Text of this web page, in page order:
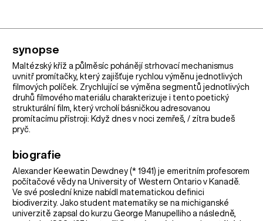
synopse
Maltézský kříž a půlměsíc pohánějí strhovací mechanismus
uvnitř promítačky, který zajišťuje rychlou výměnu jednotlivých
filmových políček. Zrychlující se výměna segmentů jednotlivých
druhů filmového materiálu charakterizuje i tento poetický
strukturální film, který vrcholí básničkou adresovanou
promítacímu přístroji: Když dnes v noci zemřeš, / zítra budeš
pryč.
biografie
Alexander Keewatin Dewdney (* 1941) je emeritním profesorem
počítačové vědy na University of Western Ontario v Kanadě.
Ve své poslední knize nabídl matematickou definici
biodiverzity. Jako student matematiky se na michiganské
univerzitě zapsal do kurzu George Manupelliho a následně,